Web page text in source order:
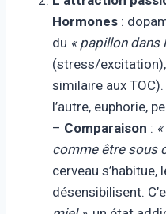
Hormones :
du « papillon dans
(stress/
similaire aux TOC).
l’autre, euphorie,
– Comparaison :
comme être sous
cerveau
désensibilisent.